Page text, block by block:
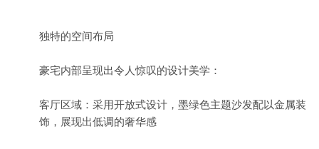
独特的空间布局
豪宅内部呈现出令人惊叹的设计美学：
客厅区域：采用开放式设计，墨绿色主题沙发配以金属装
饰，展现出低调的奢华感